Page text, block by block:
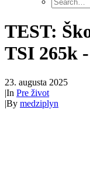
TEST:
TSI 265k
23. augusta 2025
|In Pre život
|By medziplyn